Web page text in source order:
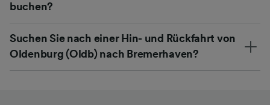
buchen?
Suchen Sie nach einer Hin- und Rückfahrt von
Oldenburg (Oldb) nach Bremerhaven?